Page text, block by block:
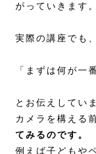
がっていきます。
実際の講座でも
「まずは何が一
とお伝えしてい
カメラを構える
てみるのです。
例えば子どもや